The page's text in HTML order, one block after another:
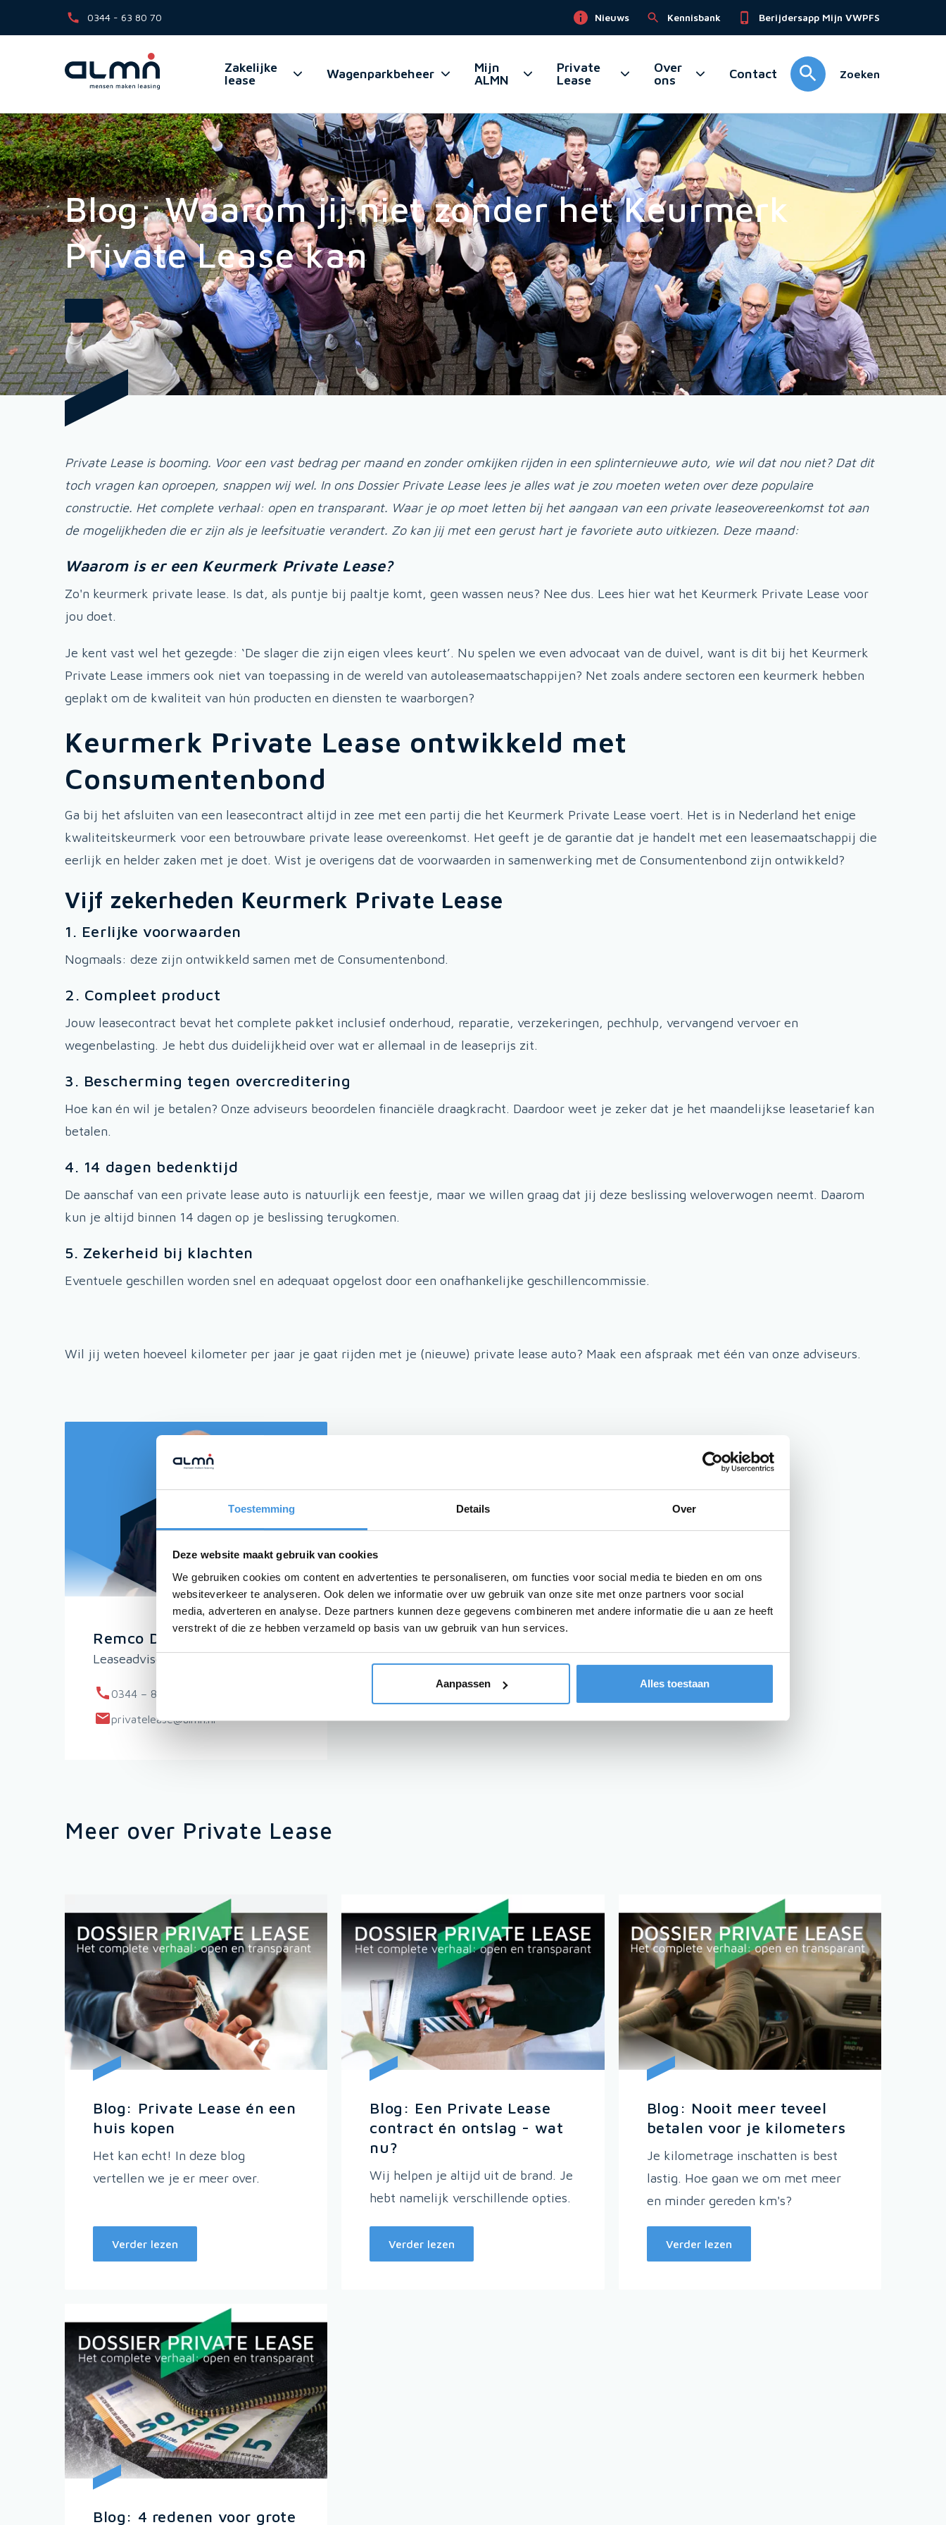
Toestemming Details Over
Deze website maakt gebruik van cookies
We gebruiken cookies om content en advertenties te personaliseren, om functies voor social media te bieden en om ons
websiteverkeer te analyseren. Ook delen we informatie over uw gebruik van onze site met onze partners voor social
media, adverteren en analyse. Deze partners kunnen deze gegevens combineren met andere informatie die u aan ze heeft
verstrekt of die ze hebben verzameld op basis van uw gebruik van hun services.
Aanpassen Alles toestaan
0344 - 63 80 70 Nieuws Kennisbank Berijdersapp Mijn VWPFS
Zakelijke
lease
Wagenparkbeheer
Mijn
ALMN
Private
Lease
Over
ons
Contact Zoeken
Blog: Waarom jij niet zonder het Keurmerk
Private Lease kan
Private Lease is booming. Voor een vast bedrag per maand en zonder omkijken rijden in een splinternieuwe auto, wie wil dat nou niet? Dat dit
toch vragen kan oproepen, snappen wij wel. In ons Dossier Private Lease lees je alles wat je zou moeten weten over deze populaire
constructie. Het complete verhaal: open en transparant. Waar je op moet letten bij het aangaan van een private leaseovereenkomst tot aan
de mogelijkheden die er zijn als je leefsituatie verandert. Zo kan jij met een gerust hart je favoriete auto uitkiezen. Deze maand:
Waarom is er een Keurmerk Private Lease?
Zo'n keurmerk private lease. Is dat, als puntje bij paaltje komt, geen wassen neus? Nee dus. Lees hier wat het Keurmerk Private Lease voor
jou doet.
Je kent vast wel het gezegde: ‘De slager die zijn eigen vlees keurt’. Nu spelen we even advocaat van de duivel, want is dit bij het Keurmerk
Private Lease immers ook niet van toepassing in de wereld van autoleasemaatschappijen? Net zoals andere sectoren een keurmerk hebben
geplakt om de kwaliteit van hún producten en diensten te waarborgen?
Keurmerk Private Lease ontwikkeld met
Consumentenbond
Ga bij het afsluiten van een leasecontract altijd in zee met een partij die het Keurmerk Private Lease voert. Het is in Nederland het enige
kwaliteitskeurmerk voor een betrouwbare private lease overeenkomst. Het geeft je de garantie dat je handelt met een leasemaatschappij die
eerlijk en helder zaken met je doet. Wist je overigens dat de voorwaarden in samenwerking met de Consumentenbond zijn ontwikkeld?
Vijf zekerheden Keurmerk Private Lease
1. Eerlijke voorwaarden
Nogmaals: deze zijn ontwikkeld samen met de Consumentenbond.
2. Compleet product
Jouw leasecontract bevat het complete pakket inclusief onderhoud, reparatie, verzekeringen, pechhulp, vervangend vervoer en
wegenbelasting. Je hebt dus duidelijkheid over wat er allemaal in de leaseprijs zit.
3. Bescherming tegen overcreditering
Hoe kan én wil je betalen? Onze adviseurs beoordelen financiële draagkracht. Daardoor weet je zeker dat je het maandelijkse leasetarief kan
betalen.
4. 14 dagen bedenktijd
De aanschaf van een private lease auto is natuurlijk een feestje, maar we willen graag dat jij deze beslissing weloverwogen neemt. Daarom
kun je altijd binnen 14 dagen op je beslissing terugkomen.
5. Zekerheid bij klachten
Eventuele geschillen worden snel en adequaat opgelost door een onafhankelijke geschillencommissie.
Wil jij weten hoeveel kilometer per jaar je gaat rijden met je (nieuwe) private lease auto? Maak een afspraak met één van onze adviseurs.
Remco De Boer
Leaseadviseur Private Lease
0344 – 82 03 33
privatelease@almn.nl
Meer over Private Lease
Blog: Private Lease én een
huis kopen
Het kan echt! In deze blog
vertellen we je er meer over.
Verder lezen
Blog: Een Private Lease
contract én ontslag - wat
nu?
Wij helpen je altijd uit de brand. Je
hebt namelijk verschillende opties.
Verder lezen
Blog: Nooit meer teveel
betalen voor je kilometers
Je kilometrage inschatten is best
lastig. Hoe gaan we om met meer
en minder gereden km's?
Verder lezen
Blog: 4 redenen voor grote